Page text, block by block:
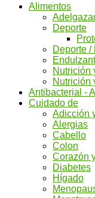
Alimentos
Deporte
Deporte /
Nutrición
Nutrición
Antibacterial -
Cuidado de
Adicción
Alergias
Cabello
Colon
Corazón
Diabetes
Hígado